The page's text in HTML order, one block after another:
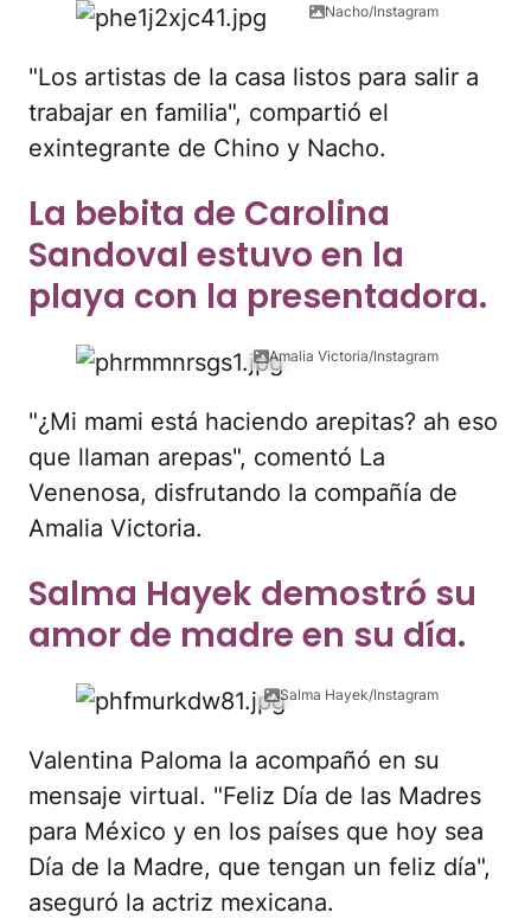
Nacho/Instagram
"Los artistas de la casa listos para salir a
trabajar en familia", compartió el
exintegrante de Chino y Nacho.
La bebita de Carolina
Sandoval estuvo en la
playa con la presentadora.
Amalia Victoria/Instagram
"¿Mi mami está haciendo arepitas? ah eso
que llaman arepas", comentó La
Venenosa, disfrutando la compañía de
Amalia Victoria.
Salma Hayek demostró su
amor de madre en su día.
Salma Hayek/Instagram
Valentina Paloma la acompañó en su
mensaje virtual. "Feliz Día de las Madres
para México y en los países que hoy sea
Día de la Madre, que tengan un feliz día",
aseguró la actriz mexicana.